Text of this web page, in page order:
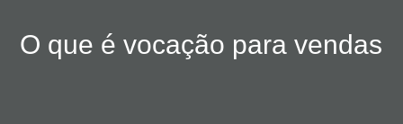
O que é vocação para vendas